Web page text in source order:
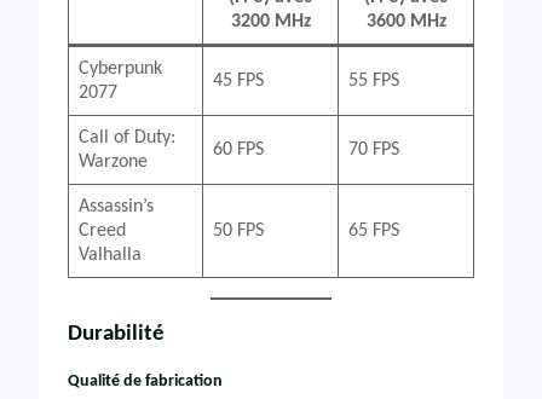
3200 MHz
3600 MHz
Cyberpunk
2077
45 FPS 55 FPS
Call of Duty:
Warzone
60 FPS 70 FPS
Assassin’s
Creed
Valhalla
50 FPS 65 FPS
Durabilité
Qualité de fabrication